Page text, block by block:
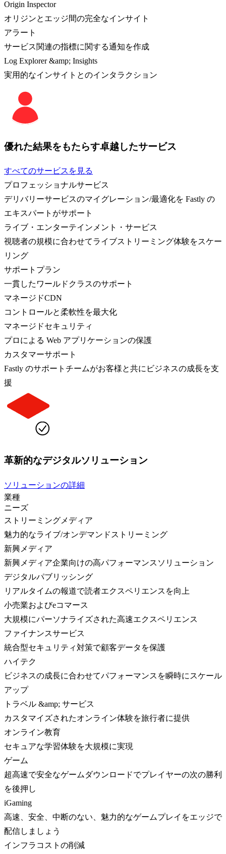
Origin Inspector
オリジンとエッジ間の完全なインサイト
アラート
サービス関連の指標に関する通知を作成
Log Explorer &amp; Insights
実用的なインサイトとのインタラクション
優れた結果をもたらす卓越したサービス
すべてのサービスを見る
プロフェッショナルサービス
デリバリーサービスのマイグレーション/最適化を Fastly の
エキスパートがサポート
ライブ・エンターテインメント・サービス
視聴者の規模に合わせてライブストリーミング体験をスケー
リング
サポートプラン
一貫したワールドクラスのサポート
マネージドCDN
コントロールと柔軟性を最大化
マネージドセキュリティ
プロによる Web アプリケーションの保護
カスタマーサポート
Fastly のサポートチームがお客様と共にビジネスの成長を支
援
革新的なデジタルソリューション
ソリューションの詳細
業種
ニーズ
ストリーミングメディア
魅力的なライブ/オンデマンドストリーミング
新興メディア
新興メディア企業向けの高パフォーマンスソリューション
デジタルパブリッシング
リアルタイムの報道で読者エクスペリエンスを向上
小売業およびeコマース
大規模にパーソナライズされた高速エクスペリエンス
ファイナンスサービス
統合型セキュリティ対策で顧客データを保護
ハイテク
ビジネスの成長に合わせてパフォーマンスを瞬時にスケール
アップ
トラベル &amp; サービス
カスタマイズされたオンライン体験を旅行者に提供
オンライン教育
セキュアな学習体験を大規模に実現
ゲーム
超高速で安全なゲームダウンロードでプレイヤーの次の勝利
を後押し
iGaming
高速、安全、中断のない、魅力的なゲームプレイをエッジで
配信しましょう
インフラコストの削減